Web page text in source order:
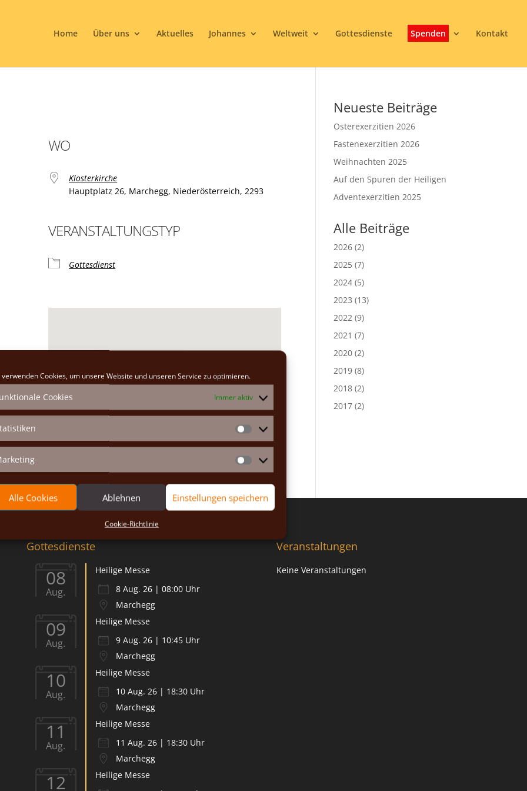
verwenden Cookies, um unsere Website und unseren Service zu optimieren.
Cookies Immer aktiv
Statistiken
Marketing
Alle Cookies Ablehnen Einstellungen speichern
Cookie-Richtlinie
Home Über uns Aktuelles Johannes Weltweit Gottesdienste Spenden Kontakt
WO
Klosterkirche
Hauptplatz 26, Marchegg, Niederösterreich, 2293
VERANSTALTUNGSTYP
Gottesdienst
Hauptplatz 26 - Marchegg
Neueste Beiträge
Osterexerzitien 2026
Fastenexerzitien 2026
Weihnachten 2025
Auf den Spuren der Heiligen
Adventexerzitien 2025
Alle Beiträge
2026 (2)
2025 (7)
2024 (5)
2023 (13)
2022 (9)
2021 (7)
2020 (2)
2019 (8)
2018 (2)
2017 (2)
Gottesdienste
08
Aug.
Heilige Messe
8 Aug. 26 | 08:00 Uhr
Marchegg
09
Aug.
Heilige Messe
9 Aug. 26 | 10:45 Uhr
Marchegg
10
Aug.
Heilige Messe
10 Aug. 26 | 18:30 Uhr
Marchegg
11
Aug.
Heilige Messe
11 Aug. 26 | 18:30 Uhr
Marchegg
12
Heilige Messe
Veranstaltungen
Keine Veranstaltungen